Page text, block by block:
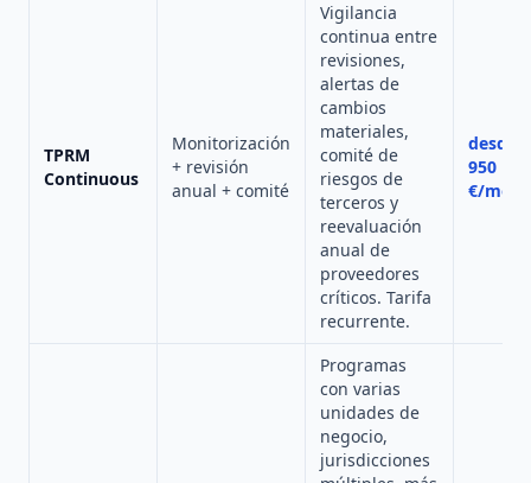
TPRM
Continuous
Monitorización
+ revisión
anual + comité
Vigilancia
continua entre
revisiones,
alertas de
cambios
materiales,
comité de
riesgos de
terceros y
reevaluación
anual de
proveedores
críticos. Tarifa
recurrente.
desde
950
€/mes
Programas
con varias
unidades de
negocio,
jurisdicciones